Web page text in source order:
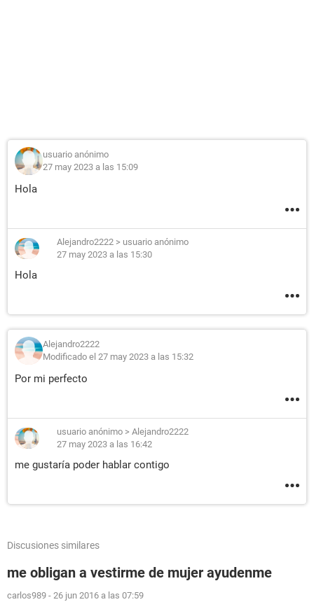
usuario anónimo
27 may 2023 a las 15:09
Hola
Alejandro2222 > usuario anónimo
27 may 2023 a las 15:30
Hola
Alejandro2222
Modificado el 27 may 2023 a las 15:32
Por mi perfecto
usuario anónimo > Alejandro2222
27 may 2023 a las 16:42
me gustaría poder hablar contigo
Discusiones similares
me obligan a vestirme de mujer ayudenme
carlos989 - 26 jun 2016 a las 07:59